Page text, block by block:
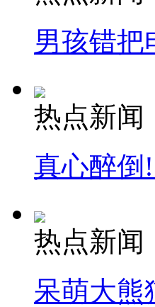
男孩错把
热点新闻
真心醉倒
热点新闻
呆萌大熊